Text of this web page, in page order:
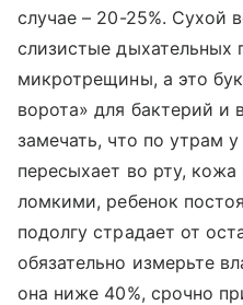
случае – 20-25%. Сухой
слизистые дыхательных
микротрещины, а это
ворота» для бактерий и
замечать, что по утрам
пересыхает во рту,
ломкими, ребенок
подолгу страдает от
обязательно измерьте
она ниже 40%, срочно